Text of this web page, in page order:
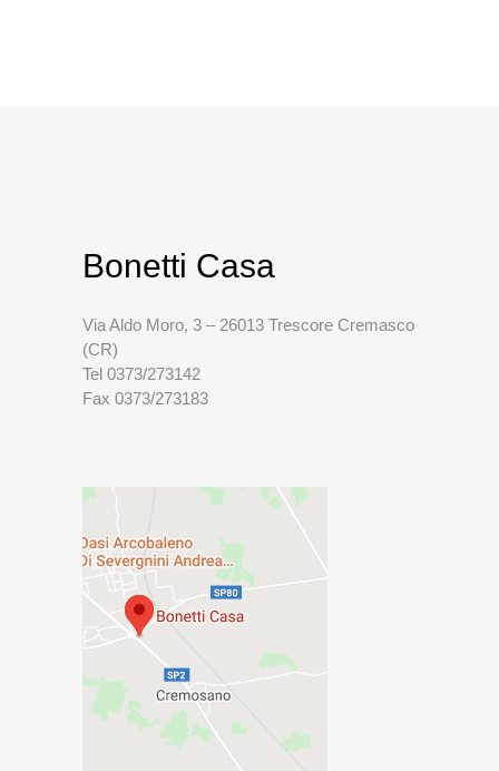
Bonetti Casa
Via Aldo Moro, 3 – 26013 Trescore Cremasco
(CR)
Tel 0373/273142
Fax 0373/273183